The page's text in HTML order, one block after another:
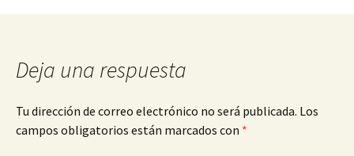
entradas
Deja una respuesta
Tu dirección de correo electrónico no será publicada. Los
campos obligatorios están marcados con *